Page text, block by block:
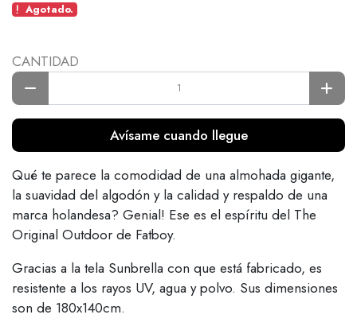
Agotado.
CANTIDAD
Avísame cuando llegue
Qué te parece la comodidad de una almohada gigante,
la suavidad del algodón y la calidad y respaldo de una
marca holandesa? Genial! Ese es el espíritu del The
Original Outdoor de Fatboy.
Gracias a la tela Sunbrella con que está fabricado, es
resistente a los rayos UV, agua y polvo. Sus dimensiones
son de 180x140cm.